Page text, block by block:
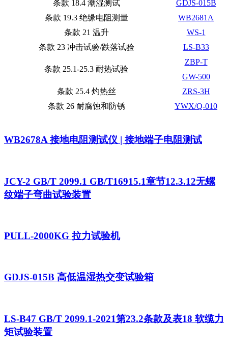
条款 18.4 潮湿测试
GDJS-015B
条款 19.3 绝缘电阻测量
WB2681A
条款 21 温升
WS-1
条款 23 冲击试验/跌落试验
LS-B33
条款 25.1-25.3 耐热试验
ZBP-T
GW-500
条款 25.4 灼热丝
ZRS-3H
条款 26 耐腐蚀和防锈
YWX/Q-010
WB2678A 接地电阻测试仪 | 接地端子电阻测试
JCY-2 GB/T 2099.1 GB/T16915.1章节12.3.12无螺
纹端子弯曲试验装置
PULL-2000KG 拉力试验机
GDJS-015B 高低温湿热交变试验箱
LS-B47 GB/T 2099.1-2021第23.2条款及表18 软缆力
矩试验装置